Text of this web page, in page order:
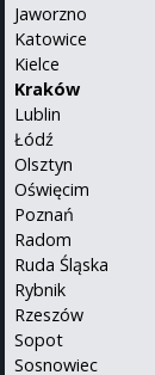
Jaworzno
Katowice
Kielce
Kraków
Lublin
Łódź
Olsztyn
Oświęcim
Poznań
Radom
Ruda Śląska
Rybnik
Rzeszów
Sopot
Sosnowiec